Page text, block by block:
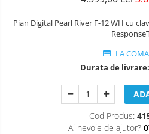
Eufoniu & Bariton
Chitara Copii
Pian Digital Pearl River F-12 WH cu
LA
Durata de livrare:
Cod Produs:
Ai nevoie de ajutor?